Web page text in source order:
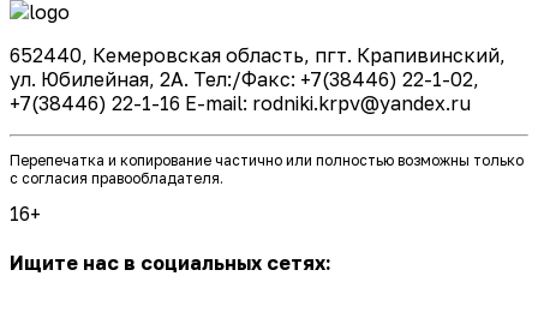
652440, Кемеровская область, пгт. Крапивинский,
ул. Юбилейная, 2А. Тел:/Факс: +7(38446) 22-1-02,
+7(38446) 22-1-16 E-mail: rodniki.krpv@yandex.ru
Перепечатка и копирование частично или полностью возможны только
с согласия правообладателя.
16+
Ищите нас в социальных сетях: